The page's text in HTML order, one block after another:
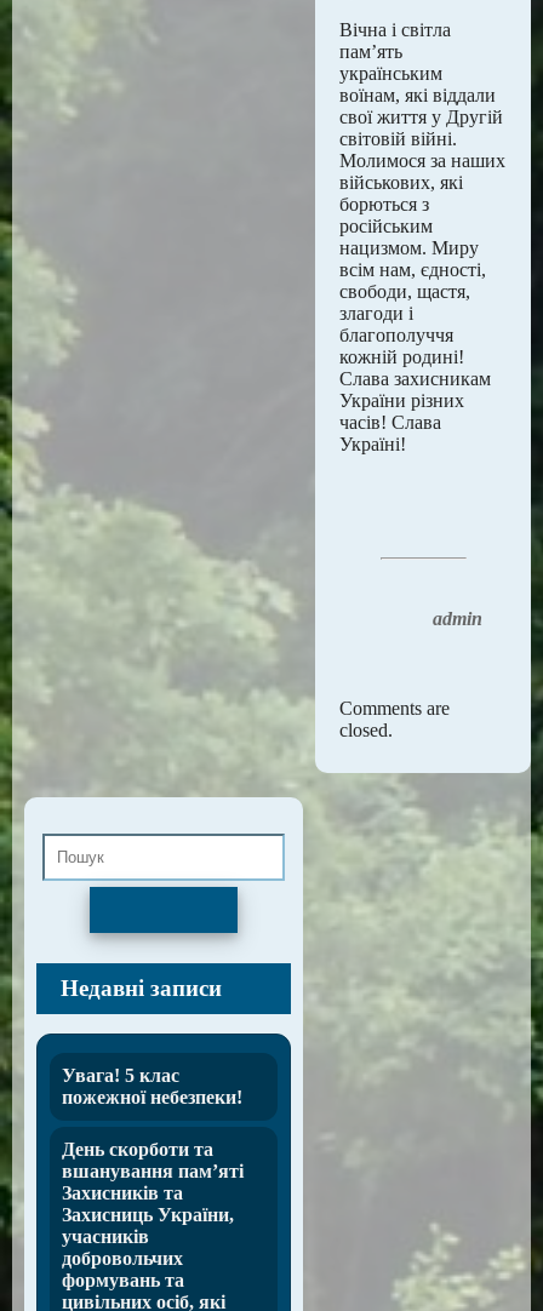
Вічна і світла
пам’ять
українським
воїнам, які віддали
свої життя у Другій
світовій війні.
Молимося за наших
військових, які
борються з
російським
нацизмом. Миру
всім нам, єдності,
свободи, щастя,
злагоди і
благополуччя
кожній родині!
Слава захисникам
України різних
часів! Слава
Україні!
admin
Comments are
closed.
Недавні записи
Увага! 5 клас
пожежної небезпеки!
День скорботи та
вшанування пам’яті
Захисників та
Захисниць України,
учасників
добровольчих
формувань та
цивільних осіб, які